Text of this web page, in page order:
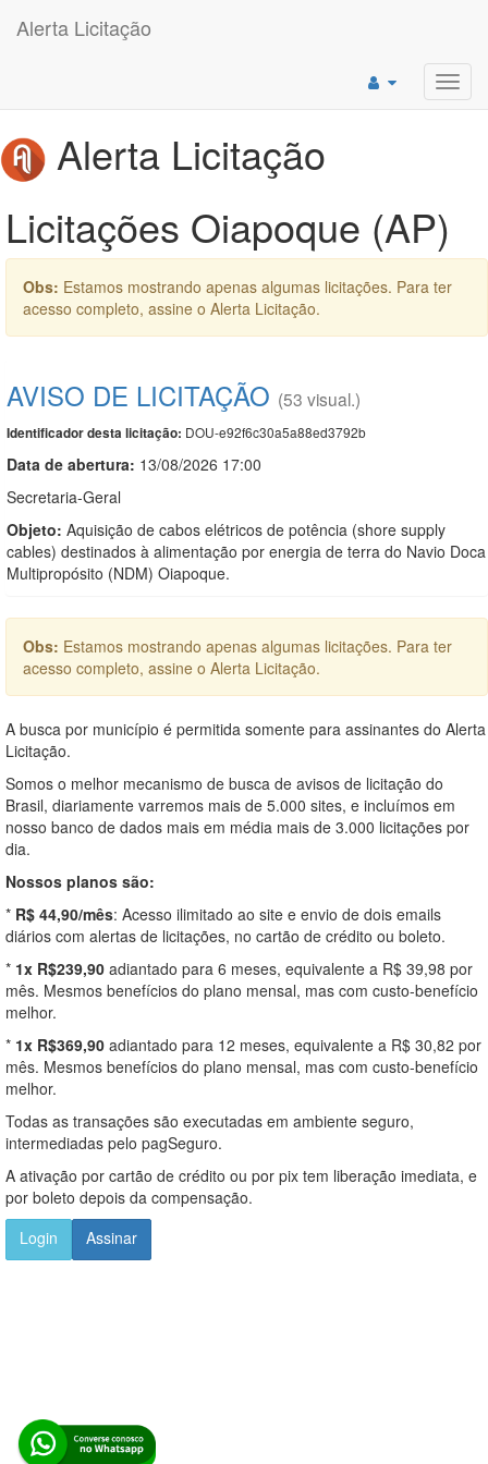
Alerta Licitação
Alerta Licitação
Licitações Oiapoque (AP)
Obs: Estamos mostrando apenas algumas licitações. Para ter
acesso completo, assine o Alerta Licitação.
AVISO DE LICITAÇÃO (53 visual.)
Identificador desta licitação: DOU-e92f6c30a5a88ed3792b
Data de abertura: 13/08/2026 17:00
Secretaria-Geral
Objeto: Aquisição de cabos elétricos de potência (shore supply
cables) destinados à alimentação por energia de terra do Navio Doca
Multipropósito (NDM) Oiapoque.
Obs: Estamos mostrando apenas algumas licitações. Para ter
acesso completo, assine o Alerta Licitação.
A busca por município é permitida somente para assinantes do Alerta
Licitação.
Somos o melhor mecanismo de busca de avisos de licitação do
Brasil, diariamente varremos mais de 5.000 sites, e incluímos em
nosso banco de dados mais em média mais de 3.000 licitações por
dia.
Nossos planos são:
* R$ 44,90/mês: Acesso ilimitado ao site e envio de dois emails
diários com alertas de licitações, no cartão de crédito ou boleto.
* 1x R$239,90 adiantado para 6 meses, equivalente a R$ 39,98 por
mês. Mesmos benefícios do plano mensal, mas com custo-benefício
melhor.
* 1x R$369,90 adiantado para 12 meses, equivalente a R$ 30,82 por
mês. Mesmos benefícios do plano mensal, mas com custo-benefício
melhor.
Todas as transações são executadas em ambiente seguro,
intermediadas pelo pagSeguro.
A ativação por cartão de crédito ou por pix tem liberação imediata, e
por boleto depois da compensação.
Login
Assinar